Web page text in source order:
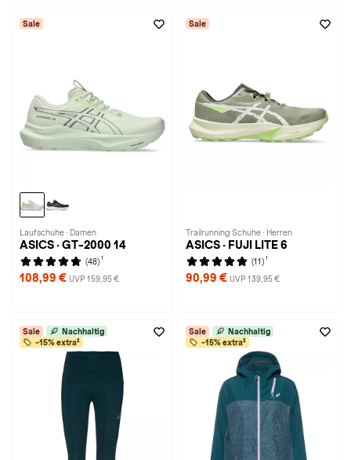
Sale
Laufschuhe · Damen
ASICS · GT-2000 14
(48) 1
108,99 € UVP 159,95 €
Sale
Trailrunning Schuhe · Herren
ASICS · FUJI LITE 6
(11) 1
90,99 € UVP 139,95 €
Sale
Nachhaltig
-15% extra²
Sale
Nachhaltig
-15% extra²